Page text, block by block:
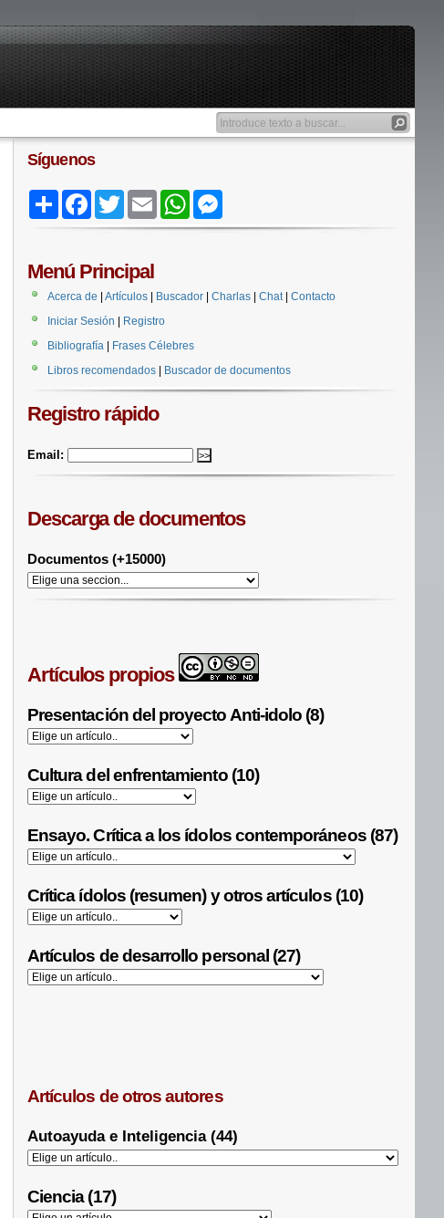
Síguenos
Share FacebookTwitter Email WhatsApp
Menú Principal
Acerca de Artículos Buscador Charlas Chat| Contacto
Iniciar Sesión
Registro
Bibliografía
Frases Célebres
Libros recomendados
Buscador de documentos
Registro rápido
Email:
Descarga de documentos
Documentos (+15000)
Artículos propios
Presentación del proyecto Anti-idolo (8)
Cultura del enfrentamiento (10)
Ensayo. Crítica a los ídolos contemporáneos (87)
Crítica ídolos (resumen) y otros artículos (10)
Artículos de desarrollo personal (27)
Artículos de otros autores
Autoayuda e Inteligencia (44)
Ciencia (17)